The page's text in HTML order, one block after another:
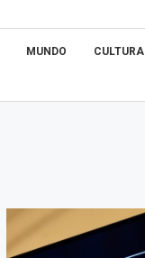
MUNDO CULTURA